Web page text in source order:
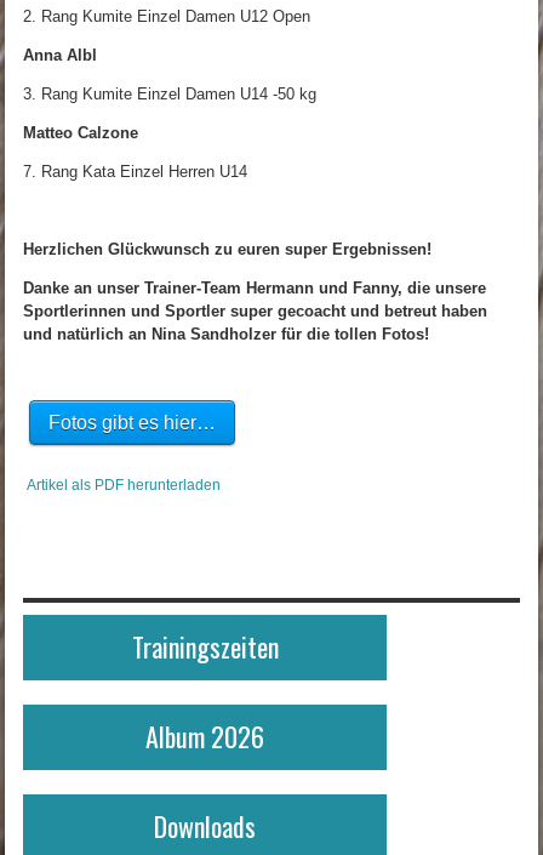
2. Rang Kumite Einzel Damen U12 Open
Anna Albl
3. Rang Kumite Einzel Damen U14 -50 kg
Matteo Calzone
7. Rang Kata Einzel Herren U14
Herzlichen Glückwunsch zu euren super Ergebnissen!
Danke an unser Trainer-Team Hermann und Fanny, die unsere
Sportlerinnen und Sportler super gecoacht und betreut haben
und natürlich an Nina Sandholzer für die tollen Fotos!
Fotos gibt es hier…
Artikel als PDF herunterladen
Trainingszeiten
Album 2026
Downloads